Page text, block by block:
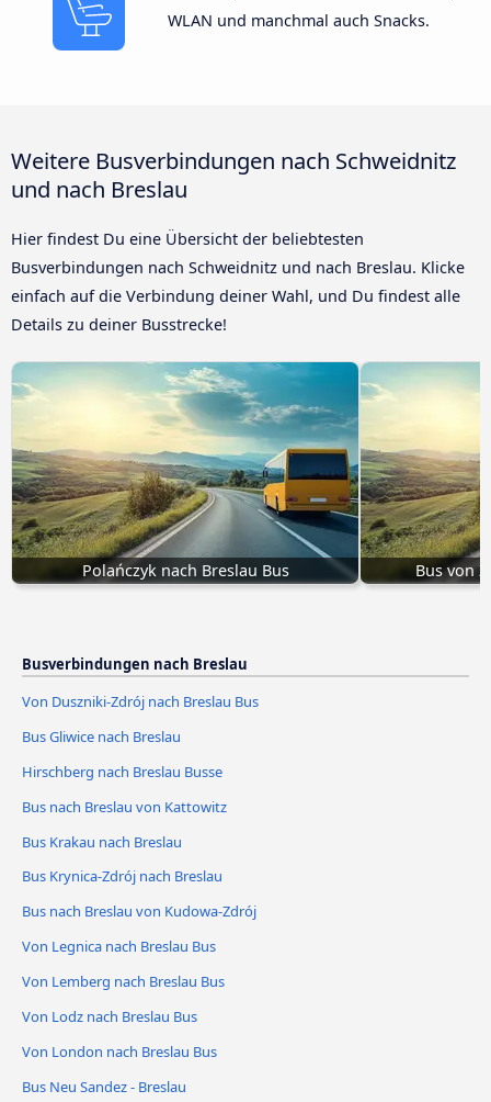
WLAN und manchmal auch Snacks.
Weitere Busverbindungen nach Schweidnitz
und nach Breslau
Hier findest Du eine Übersicht der beliebtesten
Busverbindungen nach Schweidnitz und nach Breslau. Klicke
einfach auf die Verbindung deiner Wahl, und Du findest alle
Details zu deiner Busstrecke!
Polańczyk nach Breslau Bus Bus von
Busverbindungen nach Breslau
Von Duszniki-Zdrój nach Breslau Bus
Bus Gliwice nach Breslau
Hirschberg nach Breslau Busse
Bus nach Breslau von Kattowitz
Bus Krakau nach Breslau
Bus Krynica-Zdrój nach Breslau
Bus nach Breslau von Kudowa-Zdrój
Von Legnica nach Breslau Bus
Von Lemberg nach Breslau Bus
Von Lodz nach Breslau Bus
Von London nach Breslau Bus
Bus Neu Sandez - Breslau